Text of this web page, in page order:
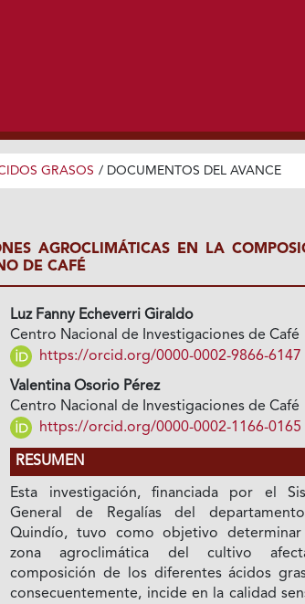
GRASOS / DOCUMENTOS DEL AVANCE
AGROCLIMÁTICAS EN LA
DE CAFÉ
Luz Fanny Echeverri Giraldo
Centro Nacional de Investigaciones de Café
https://orcid.org/0000-0002-9866-6147
Valentina Osorio Pérez
Centro Nacional de Investigaciones de Café
https://orcid.org/0000-0002-1166-0165
RESUMEN
Esta investigación, financiada por el
General de Regalías del
Quindío, tuvo como objetivo
zona agroclimática del cultivo
composición de los diferentes ácidos
consecuentemente, incide en la calidad